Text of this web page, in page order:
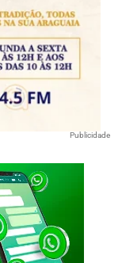
Publicidade